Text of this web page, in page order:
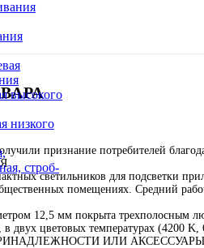
высокого
низкого
строб-
признание потребителей
светильников для подсветки
помещениях. Средний
12,5 мм покрыта трехполосным
в двух цветовых температурах (4200
ИЛИ АКСЕССУАРЫ